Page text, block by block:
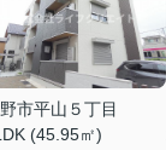
市平山５丁目
(45.95㎡)